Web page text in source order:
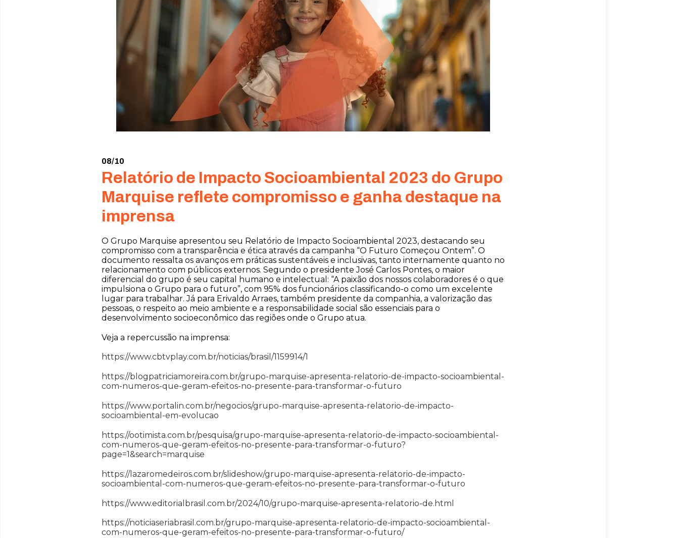
08/10
Relatório de Impacto Socioambiental 2023 do Grupo
Marquise reflete compromisso e ganha destaque na
imprensa
O Grupo Marquise apresentou seu Relatório de Impacto Socioambiental 2023, destacando seu
compromisso com a transparência e ética através da campanha “O Futuro Começou Ontem”. O
documento ressalta os avanços em práticas sustentáveis e inclusivas, tanto internamente quanto no
relacionamento com públicos externos. Segundo o presidente José Carlos Pontes, o maior
diferencial do grupo é seu capital humano e intelectual: “A paixão dos nossos colaboradores é o que
impulsiona o Grupo para o futuro”, com 95% dos funcionários classificando-o como um excelente
lugar para trabalhar. Já para Erivaldo Arraes, também presidente da companhia, a valorização das
pessoas, o respeito ao meio ambiente e a responsabilidade social são essenciais para o
desenvolvimento socioeconômico das regiões onde o Grupo atua.
Veja a repercussão na imprensa:
https://www.cbtvplay.com.br/noticias/brasil/1159914/1
https://blogpatriciamoreira.com.br/grupo-marquise-apresenta-relatorio-de-impacto-socioambiental-
com-numeros-que-geram-efeitos-no-presente-para-transformar-o-futuro
https://www.portalin.com.br/negocios/grupo-marquise-apresenta-relatorio-de-impacto-
socioambiental-em-evolucao
https://ootimista.com.br/pesquisa/grupo-marquise-apresenta-relatorio-de-impacto-socioambiental-
com-numeros-que-geram-efeitos-no-presente-para-transformar-o-futuro?
page=1&search=marquise
https://lazaromedeiros.com.br/slideshow/grupo-marquise-apresenta-relatorio-de-impacto-
socioambiental-com-numeros-que-geram-efeitos-no-presente-para-transformar-o-futuro
https://www.editorialbrasil.com.br/2024/10/grupo-marquise-apresenta-relatorio-de.html
https://noticiaseriabrasil.com.br/grupo-marquise-apresenta-relatorio-de-impacto-socioambiental-
com-numeros-que-geram-efeitos-no-presente-para-transformar-o-futuro/